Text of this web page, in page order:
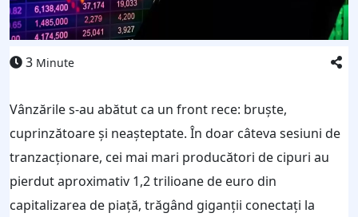
3 Minute
Vânzările s-au abătut ca un front rece: bruște,
cuprinzătoare și neașteptate. În doar câteva sesiuni de
tranzacționare, cei mai mari producători de cipuri au
pierdut aproximativ 1,2 trilioane de euro din
capitalizarea de piață, trăgând giganții conectați la